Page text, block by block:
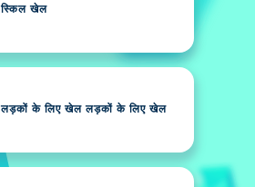
स्किल खेल
लड़कों के लिए खेल लड़कों के लिए खेल